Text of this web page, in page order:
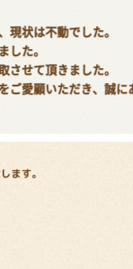
現状は不動でした。
した。
させて頂きました。
ご愛顧いただき、誠に
ます。